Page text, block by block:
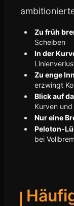
Zu früh
Scheiben
In der
Zu enge
erzwingt
Blick auf
Kurven
Nur eine
Peloton-
bei